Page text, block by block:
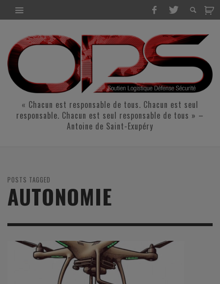
« Chacun est responsable de tous. Chacun est seul
responsable. Chacun est seul responsable de tous » –
Antoine de Saint-Exupéry
POSTS TAGGED
AUTONOMIE